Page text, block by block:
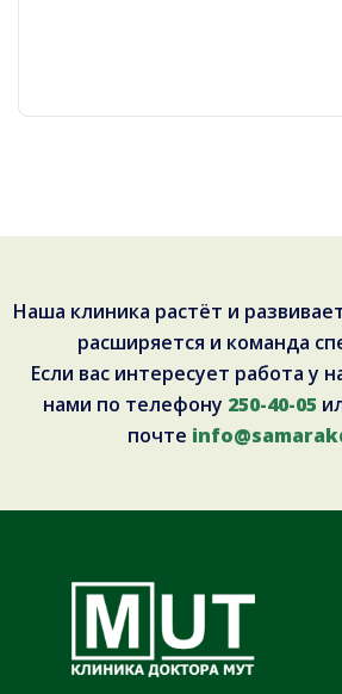
Наша клиника растёт и
расширяется и команда
Если вас интересует работа у
нами по телефону 250-40-05
почте